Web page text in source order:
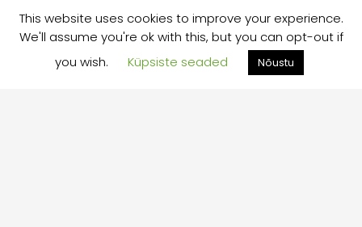
+372 5354 1447
This website uses cookies to improve your experience.
We'll assume you're ok with this, but you can opt-out if
you wish.
Küpsiste seaded Nõustu